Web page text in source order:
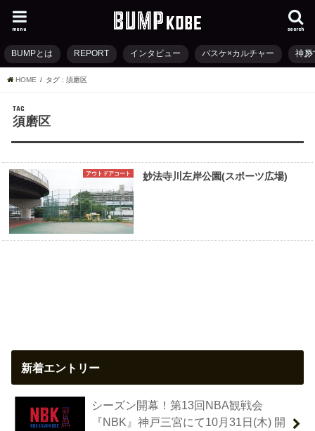
search
menu
BUMPとは REPORT インタビュー バスケ×カルチャー 神戸
HOME タグ : 須磨区
TAG
須磨区
アウトドアコート 妙法寺川左岸公園(スポーツ広場)
新着エントリー
シーズン開幕！第13回NBA観戦会
『NBK』神戸三宮にて10月31日(木) 開